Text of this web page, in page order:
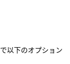
で以下のオプション